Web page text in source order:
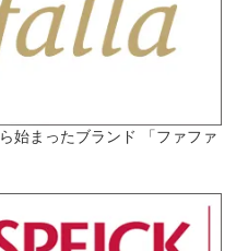
始まったブランド 「ファファ